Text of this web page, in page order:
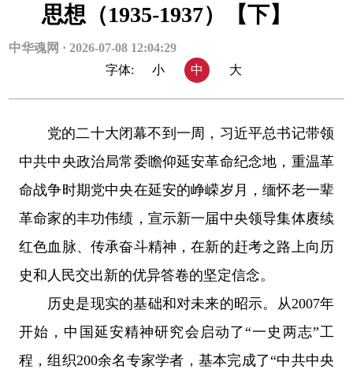
思想（1935-1937）【下】
中华魂网 · 2026-07-08 12:04:29
字体:
小 中 大
党的二十大闭幕不到一周，习近平总书记带领
中共中央政治局常委瞻仰延安革命纪念地，重温革
命战争时期党中央在延安的峥嵘岁月，缅怀老一辈
革命家的丰功伟绩，宣示新一届中央领导集体赓续
红色血脉、传承奋斗精神，在新的赶考之路上向历
史和人民交出新的优异答卷的坚定信念。
历史是现实的基础和对未来的昭示。从2007年
开始，中国延安精神研究会启动了“一史两志”工
程，组织200余名专家学者，基本完成了“中共中央